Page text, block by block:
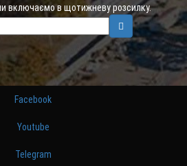
включаємо в щотижневу розсилку.
Facebook
Youtube
Telegram